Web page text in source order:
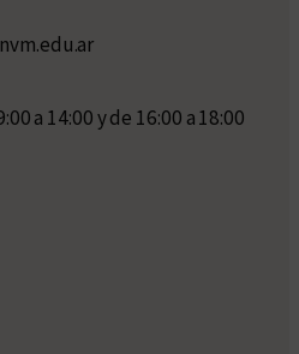
a 14:00 y de 16:00 a 18:00